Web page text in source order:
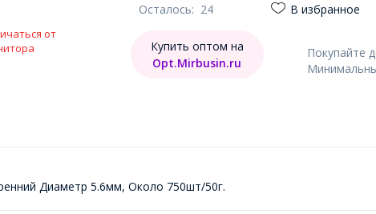
от
Осталось: 24 В избранное
Покупайте
Купить оптом на
Opt.Mirbusin.ru
Диаметр 5.6мм, Около 750шт/50г.